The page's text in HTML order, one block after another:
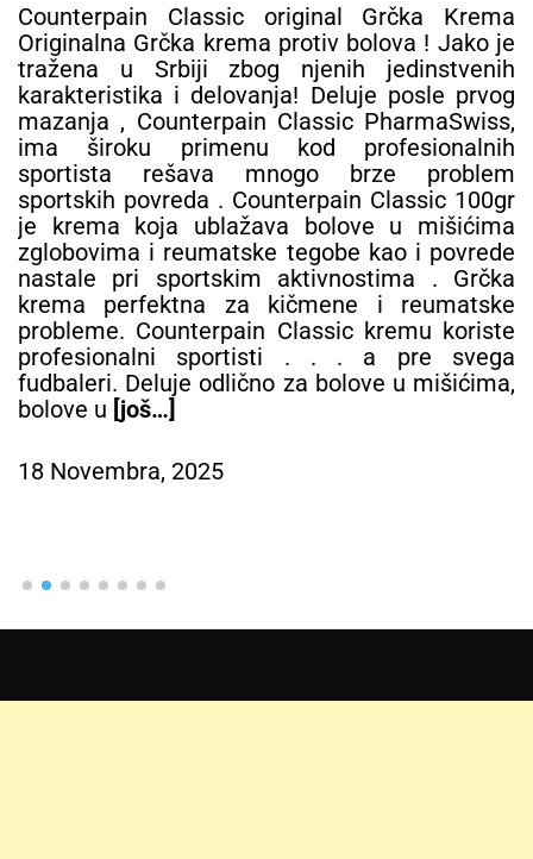
Counterpain Classic original Grčka Krema
Originalna Grčka krema protiv bolova ! Jako je
tražena u Srbiji zbog njenih jedinstvenih
karakteristika i delovanja! Deluje posle prvog
mazanja , Counterpain Classic PharmaSwiss,
ima široku primenu kod profesionalnih
sportista rešava mnogo brze problem
sportskih povreda . Counterpain Classic 100gr
je krema koja ublažava bolove u mišićima
zglobovima i reumatske tegobe kao i povrede
nastale pri sportskim aktivnostima . Grčka
krema perfektna za kičmene i reumatske
probleme. Counterpain Classic kremu koriste
profesionalni sportisti . . . a pre svega
fudbaleri. Deluje odlično za bolove u mišićima,
bolove u [još…]
18 Novembra, 2025